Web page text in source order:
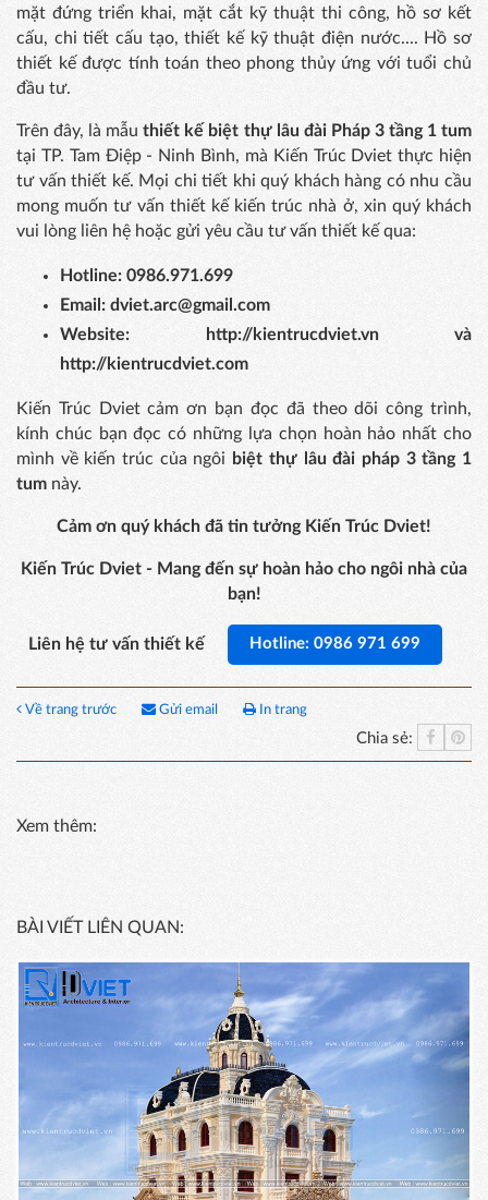
mặt đứng triển khai, mặt cắt kỹ thuật thi công, hồ sơ kết
cấu, chi tiết cấu tạo, thiết kế kỹ thuật điện nước.... Hồ sơ
thiết kế được tính toán theo phong thủy ứng với tuổi chủ
đầu tư.
Trên đây, là mẫuthiết kế biệt thự lâu đài Pháp 3 tầng 1 tum
tại TP. Tam Điệp - Ninh Bình, mà Kiến Trúc Dviet thực hiện
tư vấn thiết kế. Mọi chi tiết khi quý khách hàng có nhu cầu
mong muốn tư vấn thiết kế kiến trúc nhà ở, xin quý khách
vui lòng liên hệ hoặc gửi yêu cầu tư vấn thiết kế qua:
Hotline: 0986.971.699
Email: dviet.arc@gmail.com
Website: http://kientrucdviet.vn và
http://kientrucdviet.com
Kiến Trúc Dviet cảm ơn bạn đọc đã theo dõi công trình,
kính chúc bạn đọc có những lựa chọn hoàn hảo nhất cho
mình về kiến trúc của ngôi
biệt thự lâu đài pháp 3 tầng 1
tum này.
Cảm ơn quý khách đã tin tưởng Kiến Trúc Dviet!
Kiến Trúc Dviet - Mang đến sự hoàn hảo cho ngôi nhà của
bạn!
Liên hệ tư vấn thiết kế Hotline: 0986 971 699
Về trang trước Gửi email In trang
Chia sẻ:
Xem thêm:
BÀI VIẾT LIÊN QUAN: